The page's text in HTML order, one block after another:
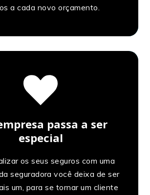
a cada novo orçamento.
passa a ser
especial
os seus seguros com uma
seguradora você deixa de ser
um, para se tornar um cliente